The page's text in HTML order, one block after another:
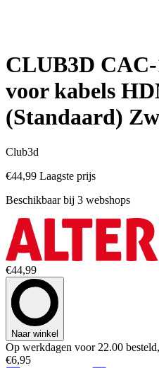
CLUB3D CAC-
voor kabels
(Standaard)
Club3d
€44,99 Laagste prijs
Beschikbaar bij 3 webshops
€44,99
Naar winkel
Op werkdagen voor 22.00
€6,95